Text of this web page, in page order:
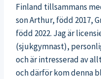
Finland tillsammans
son Arthur, född 2017,
född 2022. Jag är
(sjukgymnast),
och är intresserad av
och därför kom denna